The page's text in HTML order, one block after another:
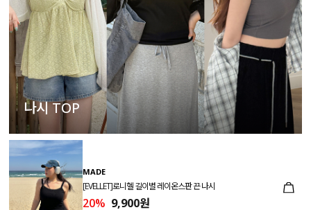
나시 TOP
MADE
[EVELLET]로니헬 길이별 레이온스판 끈 나시
20% 9,900원